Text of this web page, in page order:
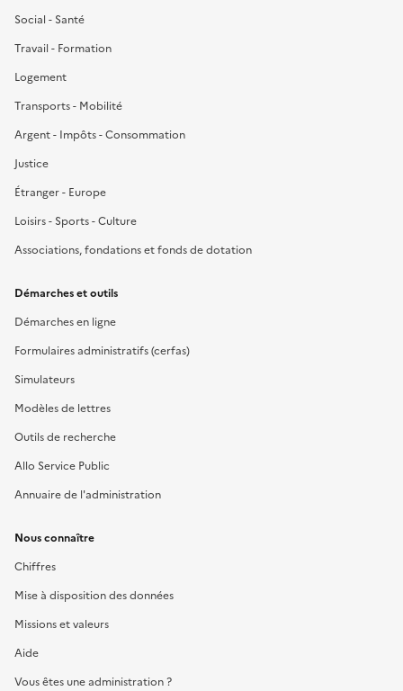
Social - Santé
Travail - Formation
Logement
Transports - Mobilité
Argent - Impôts - Consommation
Justice
Étranger - Europe
Loisirs - Sports - Culture
Associations, fondations et fonds de dotation
Démarches et outils
Démarches en ligne
Formulaires administratifs (cerfas)
Simulateurs
Modèles de lettres
Outils de recherche
Allo Service Public
Annuaire de l'administration
Nous connaître
Chiffres
Mise à disposition des données
Missions et valeurs
Aide
Vous êtes une administration ?